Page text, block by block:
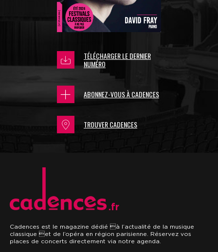
TÉLÉCHARGER LE DERNIER
NUMÉRO
ABONNEZ-VOUS À CADENCES
TROUVER CADENCES
.fr
Cadences est le magazine dédié à l’actualité de la musique
classique et de l’opéra en région parisienne. Réservez vos
places de concerts directement via notre agenda.